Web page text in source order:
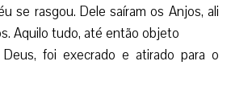
se rasgou. Dele saíram os Anjos, ali
Aquilo tudo, até então objeto
foi execrado e atirado para o